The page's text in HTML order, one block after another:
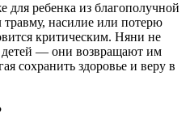
для ребенка из благополучной
насилие или потерю
критическим. Няни не
детей — они возвращают им
сохранить здоровье и веру в